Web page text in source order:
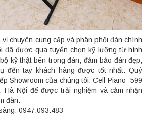
chuyên cung cấp và phân phối đàn chính
đã được qua tuyển chọn kỹ lưỡng từ hình
kỹ thật bên trong đàn, đảm bảo đàn đẹp,
đến tay khách hàng được tốt nhất. Quý
Showroom của chúng tôi: Cell Piano- 599
Hà Nội để được trải nghiệm và cảm nhận
đàn.
0947.093.483